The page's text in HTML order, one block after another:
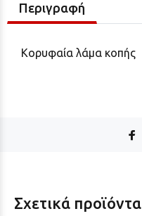
Περιγραφή
Κορυφαία λάμα κοπής
Σχετικά προϊόντα